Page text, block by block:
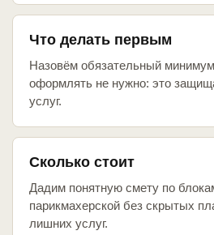
Что делать первым
Назовём обязательный
оформлять не нужно: это
услуг.
Сколько стоит
Дадим понятную смету по
парикмахерской без скрытых
лишних услуг.